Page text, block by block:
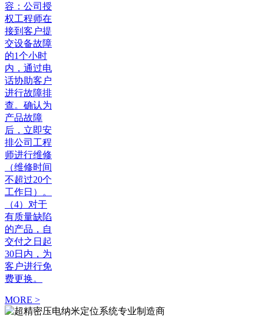
容：公司授
权工程师在
接到客户提
交设备故障
的1个小时
内，通过电
话协助客户
进行故障排
查。确认为
产品故障
后，立即安
排公司工程
师进行维修
（维修时间
不超过20个
工作日）。
（4）对于
有质量缺陷
的产品，自
交付之日起
30日内，为
客户进行免
费更换。
MORE >